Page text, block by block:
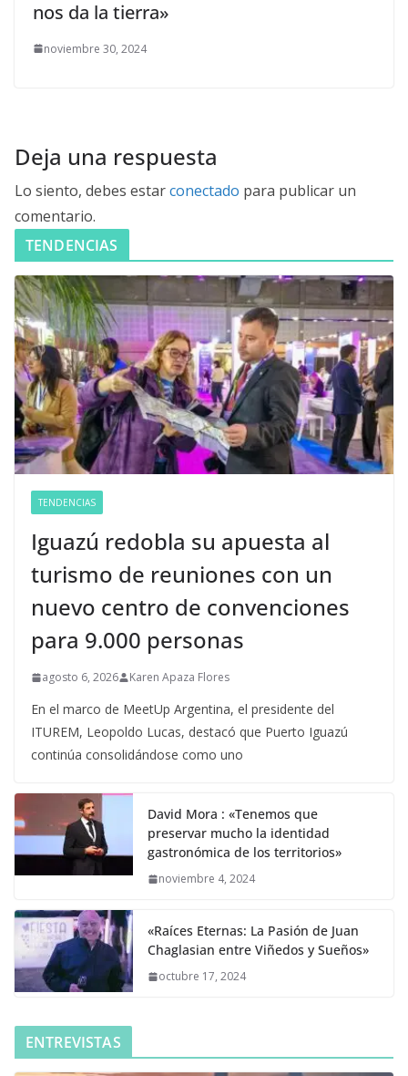
nos da la tierra»
noviembre 30, 2024
Deja una respuesta
Lo siento, debes estarconectado para publicar un
comentario.
TENDENCIAS
TENDENCIAS
Iguazú redobla su apuesta al
turismo de reuniones con un
nuevo centro de convenciones
para 9.000 personas
agosto 6, 2026 Karen Apaza Flores
En el marco de MeetUp Argentina, el presidente del
ITUREM, Leopoldo Lucas, destacó que Puerto Iguazú
continúa consolidándose como uno
David Mora : «Tenemos que
preservar mucho la identidad
gastronómica de los territorios»
noviembre 4, 2024
«Raíces Eternas: La Pasión de Juan
Chaglasian entre Viñedos y Sueños»
octubre 17, 2024
ENTREVISTAS